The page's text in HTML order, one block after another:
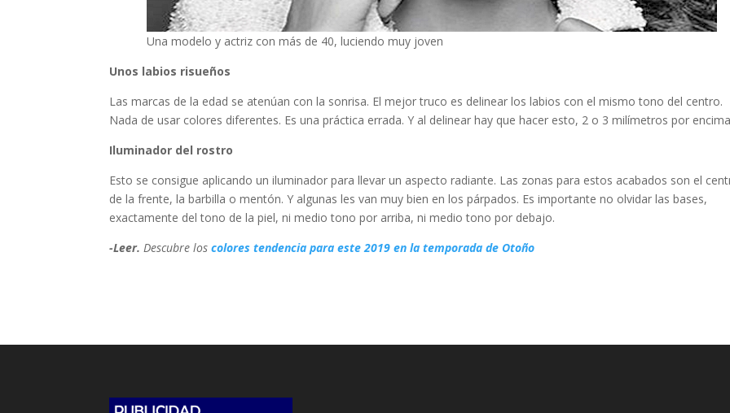
Una modelo y actriz con más de 40, luciendo muy joven
Unos labios risueños
Las marcas de la edad se atenúan con la sonrisa. El mejor truco es delinear los labios con el mismo tono del centro.
Nada de usar colores diferentes. Es una práctica errada. Y al delinear hay que hacer esto, 2 o 3 milímetros por
Iluminador del rostro
Esto se consigue aplicando un iluminador para llevar un aspecto radiante. Las zonas para estos acabados son el
de la frente, la barbilla o mentón. Y algunas les van muy bien en los párpados. Es importante no olvidar las bases,
exactamente del tono de la piel, ni medio tono por arriba, ni medio tono por debajo.
-Leer.Descubre los colores tendencia para este 2019 en la temporada de Otoño